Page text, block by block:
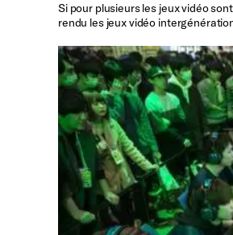
Si pour plusieurs les jeux vidéo
rendu les jeux vidéo